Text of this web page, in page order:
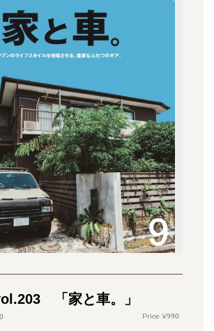
「家と車。」
990